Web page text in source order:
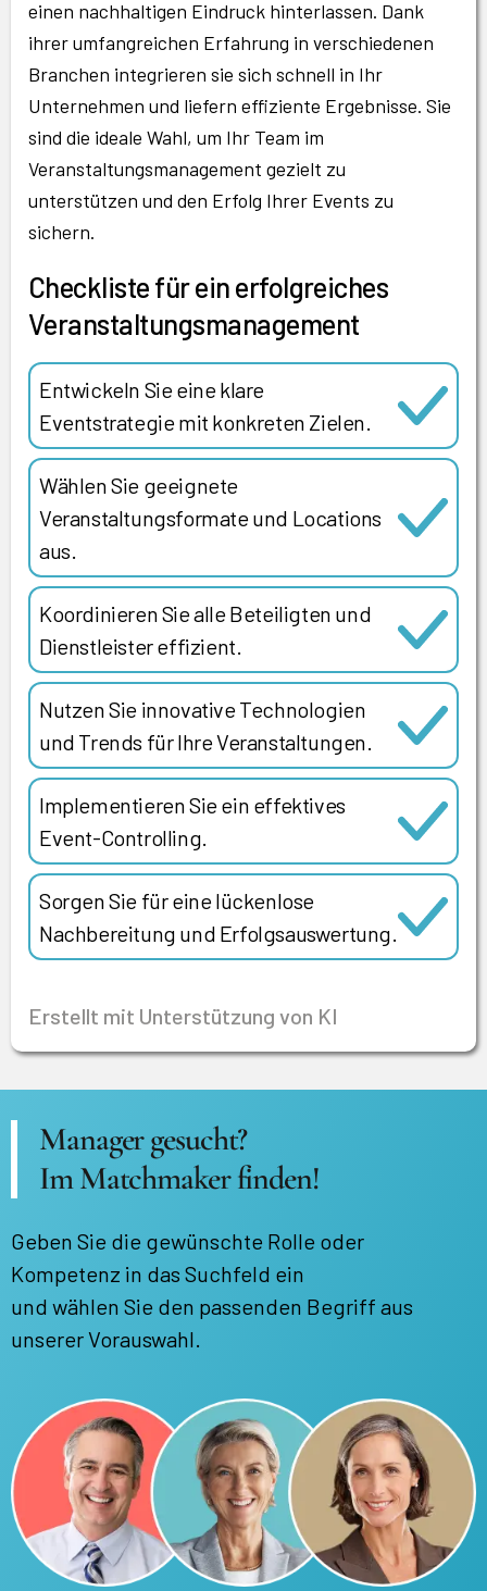
einen nachhaltigen Eindruck hinterlassen. Dank
ihrer umfangreichen Erfahrung in verschiedenen
Branchen integrieren sie sich schnell in Ihr
Unternehmen und liefern effiziente Ergebnisse. Sie
sind die ideale Wahl, um Ihr Team im
Veranstaltungsmanagement gezielt zu
unterstützen und den Erfolg Ihrer Events zu
sichern.
Checkliste für ein erfolgreiches
Veranstaltungsmanagement
Entwickeln Sie eine klare
Eventstrategie mit konkreten Zielen.
Wählen Sie geeignete
Veranstaltungsformate und Locations
aus.
Koordinieren Sie alle Beteiligten und
Dienstleister effizient.
Nutzen Sie innovative Technologien
und Trends für Ihre Veranstaltungen.
Implementieren Sie ein effektives
Event-Controlling.
Sorgen Sie für eine lückenlose
Nachbereitung und Erfolgsauswertung.
Erstellt mit Unterstützung von KI
Manager gesucht?
Im Matchmaker finden!
Geben Sie die gewünschte Rolle oder
Kompetenz in das Suchfeld ein
und wählen Sie den passenden Begriff aus
unserer Vorauswahl.